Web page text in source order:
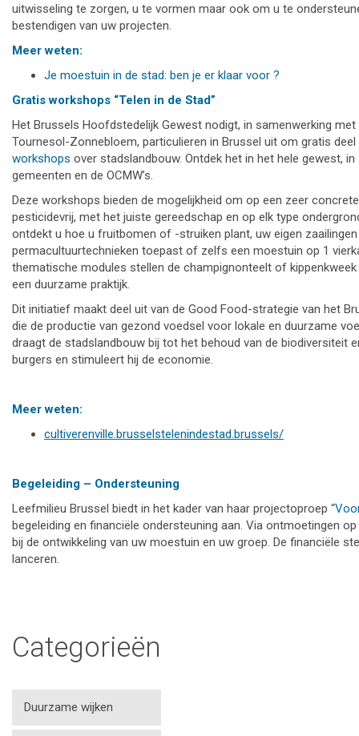
uitwisseling te zorgen, u te vormen maar ook om u te
bestendigen van uw projecten.
Meer weten:
Je moestuin in de stad: ben je er klaar voor ?
Gratis workshops “Telen in de Stad”
Het Brussels Hoofdstedelijk Gewest nodigt, in samenwerking
Tournesol-Zonnebloem, particulieren in Brussel uit om gratis
workshops over stadslandbouw. Ontdek het in het hele gewest,
gemeenten en de OCMW’s.
Deze workshops bieden de mogelijkheid om op een zeer
pesticidevrij, met het juiste gereedschap en op elk type
ontdekt u hoe u fruitbomen of -struiken plant, uw eigen
permacultuurtechnieken toepast of zelfs een moestuin op 1
thematische modules stellen de champignonteelt of
een duurzame praktijk.
Dit initiatief maakt deel uit van de Good Food-strategie van het
die de productie van gezond voedsel voor lokale en duurzame
draagt de stadslandbouw bij tot het behoud van de biodiversiteit
burgers en stimuleert hij de economie.
Meer weten:
cultiverenville.brusselstelenindestad.brussels/
Begeleiding – Ondersteuning
Leefmilieu Brussel biedt in het kader van haar projectoproep
begeleiding en financiële ondersteuning aan. Via ontmoetingen
bij de ontwikkeling van uw moestuin en uw groep. De financiële
lanceren.
Categorieën
Duurzame wijken